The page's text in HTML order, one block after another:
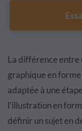
La différence entre
graphique en
adaptée à une
l'illustration en
définir un sujet en